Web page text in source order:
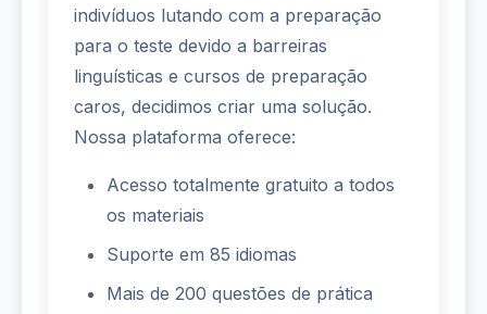
indivíduos lutando com a preparação
para o teste devido a barreiras
linguísticas e cursos de preparação
caros, decidimos criar uma solução.
Nossa plataforma oferece:
Acesso totalmente gratuito a todos
os materiais
Suporte em 85 idiomas
Mais de 200 questões de prática